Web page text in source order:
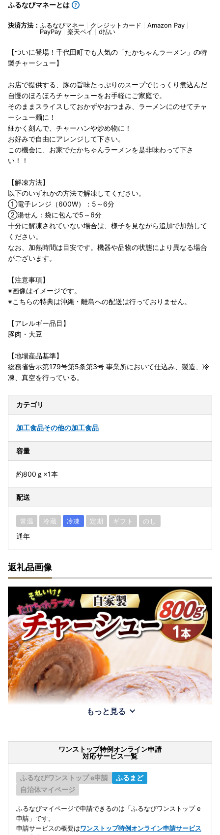
ふるなびマネーとは
決済方法： ふるなびマネー クレジットカード
Amazon Pay
PayPay
楽天ペイ d払い
【ついに登場！千代田町でも人気の「たかちゃんラーメン」の特
製チャーシュー】
お店で提供する、豚の旨味たっぷりのスープでじっくり煮込んだ
自慢のほろほろチャーシューをお手軽にご家庭で。
そのままスライスしておかずやおつまみ、ラーメンにのせてチャ
ーシュー麺に！
細かく刻んで、チャーハンや炒め物に！
お好みで自由にアレンジして下さい。
この機会に、お家でたかちゃんラーメンを是非味わって下さ
い！！
【解凍方法】
以下のいずれかの方法で解凍してください。
①電子レンジ（600W）：5～6分
②湯せん：袋に包んで5～6分
十分に解凍されていない場合は、様子を見ながら追加で加熱して
ください。
なお、加熱時間は目安です。機器や品物の状態により異なる場合
がございます。
【注意事項】
※画像はイメージです。
※こちらの特典は沖縄・離島への配送は行っておりません。
【アレルギー品目】
豚肉・大豆
【地場産品基準】
総務省告示第179号第5条第3号 事業所において仕込み、製造、冷
凍、真空を行っている。
カテゴリ
加工食品その他の加工食品
容量
約800ｇ×1本
配送
常温 冷蔵 冷凍 定期 ギフト のし
通年
返礼品画像
もっと見る
ワンストップ特例オンライン申請
対応サービス一覧
ふるなびワンストップ e申請
ふるまど
自治体マイページ
ふるなびマイページで申請できるのは「ふるなびワンストップ e
申請」です。
申請サービスの概要はワンストップ特例オンライン申請サービス